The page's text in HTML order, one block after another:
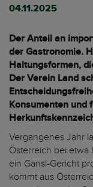
04.11.2025
Der Anteil an
der Gastronomie.
Haltungsformen,
Der Verein Land
Konsumenten und
Vergangenes Jahr
Österreich bei etwa
ein Gansl-Gericht
kommt aus